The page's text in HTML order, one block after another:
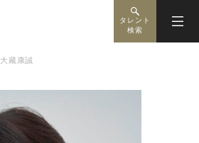
タレント
検索
大藏康誠